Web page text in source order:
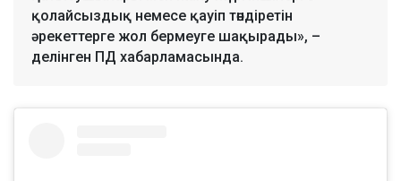
қолайсыздық немесе қауіп төндіретін
әрекеттерге жол бермеуге шақырады», –
делінген ПД хабарламасында.